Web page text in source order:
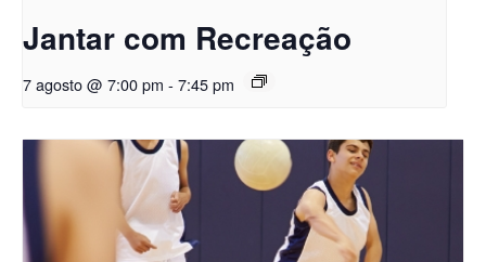
Jantar com Recreação
7 agosto @ 7:00 pm - 7:45 pm